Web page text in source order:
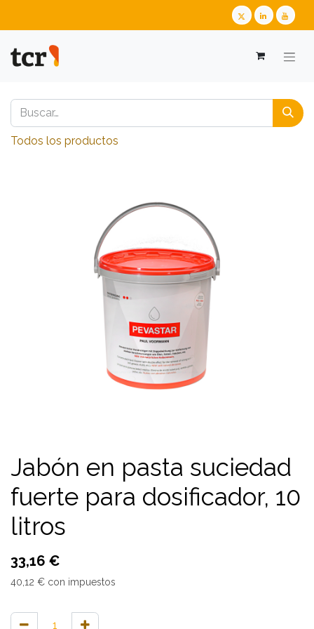
Todos los productos
Jabón en pasta suciedad
fuerte para dosificador, 10
litros
33,16 €
40,12 € con impuestos